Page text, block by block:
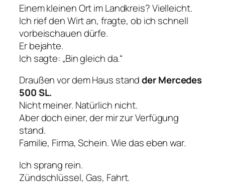
Einem kleinen Ort im Landkreis? Vielleicht.
Ich rief den Wirt an, fragte, ob ich schnell
vorbeischauen dürfe.
Er bejahte.
Ich sagte: „Bin gleich da.“
Draußen vor dem Haus standder Mercedes
500 SL.
Nicht meiner. Natürlich nicht.
Aber doch einer, der mir zur Verfügung
stand.
Familie, Firma, Schein. Wie das eben war.
Ich sprang rein.
Zündschlüssel, Gas, Fahrt.